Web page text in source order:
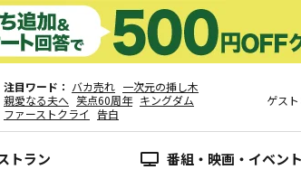
注目ワード バカ売れ 一次元の挿し木
親愛なる夫へ 笑点60周年 キングダム
ファーストクライ
告白
ゲスト
トラン 番組・映画・イベン